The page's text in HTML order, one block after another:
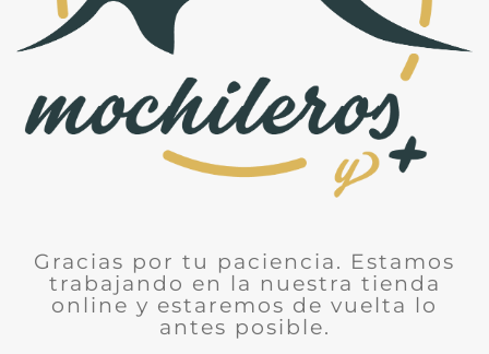
Gracias por tu paciencia. Estamos
trabajando en la nuestra tienda
online y estaremos de vuelta lo
antes posible.